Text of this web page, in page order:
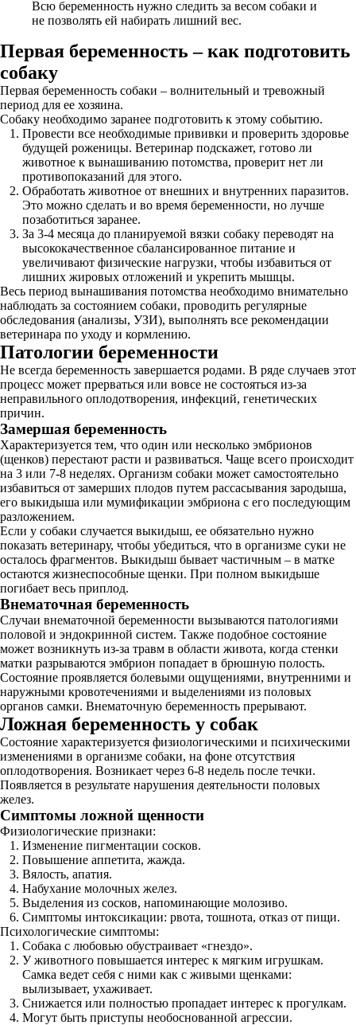
Всю беременность нужно следить за весом собаки и
не позволять ей набирать лишний вес.
Первая беременность – как подготовить
собаку
Первая беременность собаки – волнительный и тревожный
период для ее хозяина.
Собаку необходимо заранее подготовить к этому событию.
Провести все необходимые прививки и проверить здоровье
будущей роженицы. Ветеринар подскажет, готово ли
животное к вынашиванию потомства, проверит нет ли
противопоказаний для этого.
Обработать животное от внешних и внутренних паразитов.
Это можно сделать и во время беременности, но лучше
позаботиться заранее.
За 3-4 месяца до планируемой вязки собаку переводят на
высококачественное сбалансированное питание и
увеличивают физические нагрузки, чтобы избавиться от
лишних жировых отложений и укрепить мышцы.
Весь период вынашивания потомства необходимо внимательно
наблюдать за состоянием собаки, проводить регулярные
обследования (анализы, УЗИ), выполнять все рекомендации
ветеринара по уходу и кормлению.
Патологии беременности
Не всегда беременность завершается родами. В ряде случаев этот
процесс может прерваться или вовсе не состояться из-за
неправильного оплодотворения, инфекций, генетических
причин.
Замершая беременность
Характеризуется тем, что один или несколько эмбрионов
(щенков) перестают расти и развиваться. Чаще всего происходит
на 3 или 7-8 неделях. Организм собаки может самостоятельно
избавиться от замерших плодов путем рассасывания зародыша,
его выкидыша или мумификации эмбриона с его последующим
разложением.
Если у собаки случается выкидыш, ее обязательно нужно
показать ветеринару, чтобы убедиться, что в организме суки не
осталось фрагментов. Выкидыш бывает частичным – в матке
остаются жизнеспособные щенки. При полном выкидыше
погибает весь приплод.
Внематочная беременность
Случаи внематочной беременности вызываются патологиями
половой и эндокринной систем. Также подобное состояние
может возникнуть из-за травм в области живота, когда стенки
матки разрываются эмбрион попадает в брюшную полость.
Состояние проявляется болевыми ощущениями, внутренними и
наружными кровотечениями и выделениями из половых
органов самки. Внематочную беременность прерывают.
Ложная беременность у собак
Состояние характеризуется физиологическими и психическими
изменениями в организме собаки, на фоне отсутствия
оплодотворения. Возникает через 6-8 недель после течки.
Появляется в результате нарушения деятельности половых
желез.
Симптомы ложной щенности
Физиологические признаки:
Изменение пигментации сосков.
Повышение аппетита, жажда.
Вялость, апатия.
Набухание молочных желез.
Выделения из сосков, напоминающие молозиво.
Симптомы интоксикации: рвота, тошнота, отказ от пищи.
Психологические симптомы:
Собака с любовью обустраивает «гнездо».
У животного повышается интерес к мягким игрушкам.
Самка ведет себя с ними как с живыми щенками:
вылизывает, ухаживает.
Снижается или полностью пропадает интерес к прогулкам.
Могут быть приступы необоснованной агрессии.